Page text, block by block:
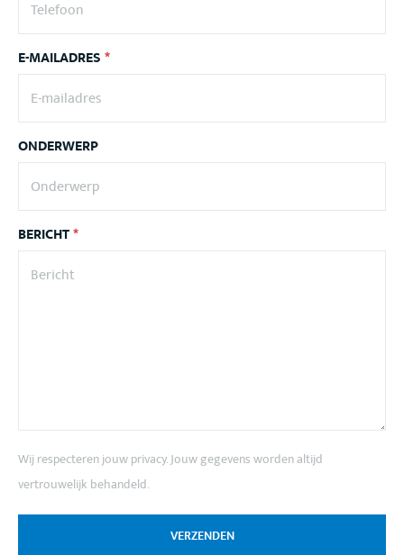
E-MAILADRES*
ONDERWERP
BERICHT*
Wij respecteren jouw privacy. Jouw gegevens worden altijd
vertrouwelijk behandeld.
VERZENDEN